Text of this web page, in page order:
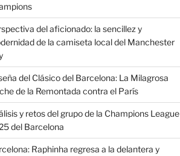
del aficionado: la sencillez y
de la camiseta local del Manchester
del Clásico del Barcelona: La Milagrosa
de la Remontada contra el París
y retos del grupo de la Champions League
del Barcelona
Raphinha regresa a la delantera y